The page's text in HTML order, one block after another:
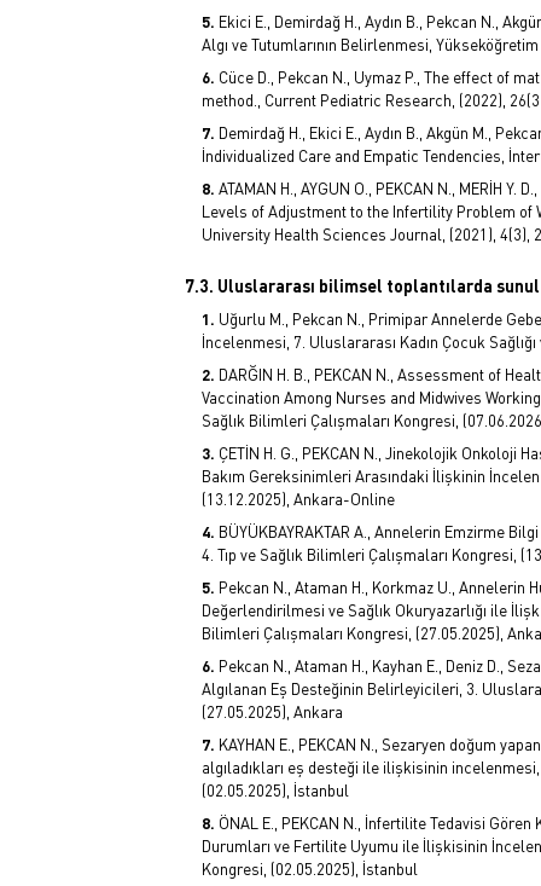
Ekici E., Demirdağ H., Aydın B., Pekcan N.,
Algı ve Tutumlarının Belirlenmesi,
Cüce D., Pekcan N., Uymaz P., The effect of
method., Current Pediatric Research, (2022),
Demirdağ H., Ekici E., Aydın B., Akgün M.,
İndividualized Care and Empatic Tendencies,
ATAMAN H., AYGUN O., PEKCAN N., MERİH
Levels of Adjustment to the Infertility Problem of
University Health Sciences Journal, (2021), 4(3),
7.3. Uluslararası bilimsel toplantılarda
Uğurlu M., Pekcan N., Primipar Annelerde
İncelenmesi, 7. Uluslararası Kadın Çocuk
DARĞIN H. B., PEKCAN N., Assessment of
Vaccination Among Nurses and Midwives
Sağlık Bilimleri Çalışmaları Kongresi,
ÇETİN H. G., PEKCAN N., Jinekolojik Onkoloji
Bakım Gereksinimleri Arasındaki İlişkinin
(13.12.2025), Ankara-Online
BÜYÜKBAYRAKTAR A., Annelerin Emzirme
4. Tıp ve Sağlık Bilimleri Çalışmaları Kongresi,
Pekcan N., Ataman H., Korkmaz U., Annelerin
Değerlendirilmesi ve Sağlık Okuryazarlığı ile
Bilimleri Çalışmaları Kongresi, (27.05.2025),
Pekcan N., Ataman H., Kayhan E., Deniz D.,
Algılanan Eş Desteğinin Belirleyicileri, 3.
(27.05.2025), Ankara
KAYHAN E., PEKCAN N., Sezaryen doğum
algıladıkları eş desteği ile ilişkisinin
(02.05.2025), İstanbul
ÖNAL E., PEKCAN N., İnfertilite Tedavisi Gören
Durumları ve Fertilite Uyumu ile İlişkisinin
Kongresi, (02.05.2025), İstanbul